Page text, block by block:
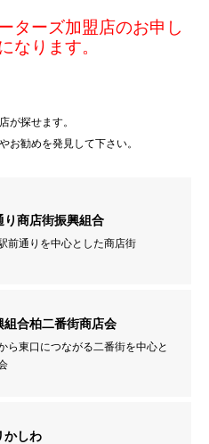
ターズ加盟店のお申し
なります。
が探せます。
お勧めを発見して下さい。
り商店街振興組合
前通りを中心とした商店街
組合柏二番街商店会
ら東口につながる二番街を中心と
かしわ